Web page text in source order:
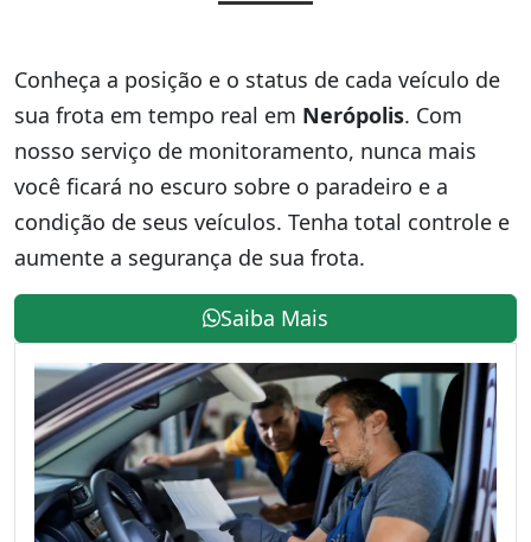
Conheça a posição e o status de cada veículo de
sua frota em tempo real em Nerópolis. Com
nosso serviço de monitoramento, nunca mais
você ficará no escuro sobre o paradeiro e a
condição de seus veículos. Tenha total controle e
aumente a segurança de sua frota.
Saiba Mais